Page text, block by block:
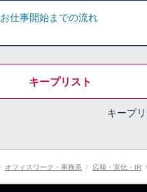
お仕事開始までの流れ
キープリスト
キープ
オフィスワーク・事務系 広報・宣伝・IR